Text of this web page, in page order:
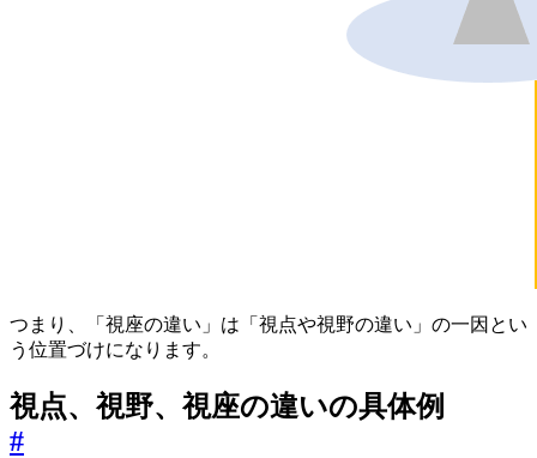
つまり、「視座の違い」は「視点や視野の違い」の一因とい
う位置づけになります。
視点、視野、視座の違いの具体例
#